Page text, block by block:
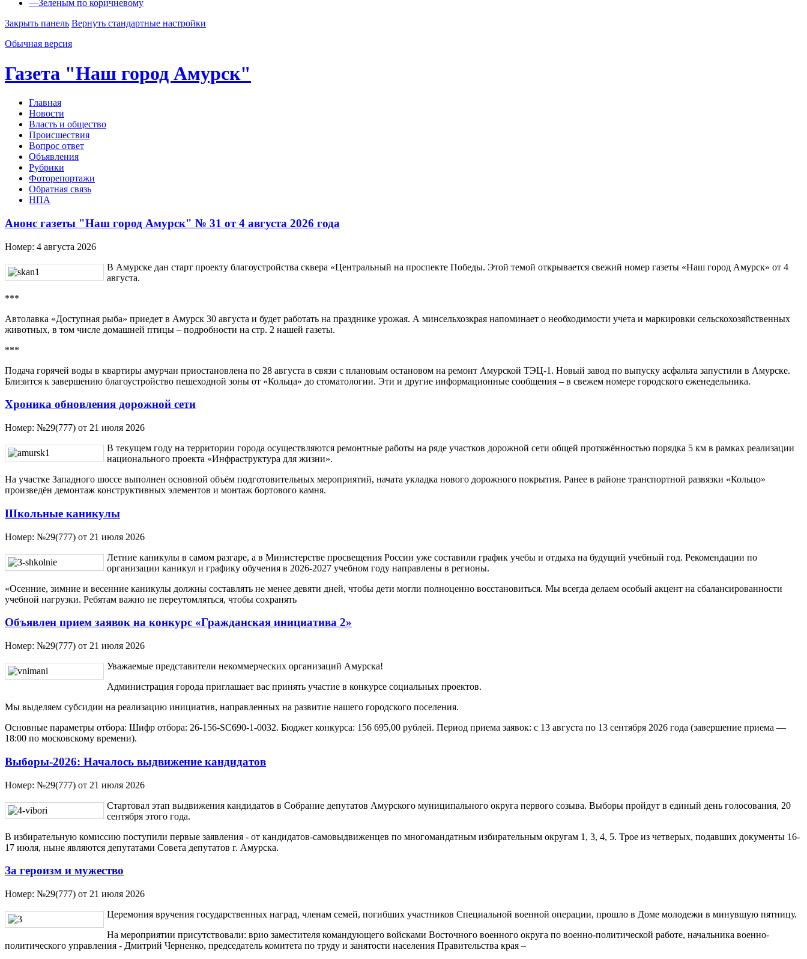
—Зеленым по коричневому
Закрыть панель Вернуть стандартные настройки
Обычная версия
Газета "Наш город Амурск"
Главная
Новости
Власть и общество
Происшествия
Вопрос ответ
Объявления
Рубрики
Фоторепортажи
Обратная связь
НПА
Анонс газеты "Наш город Амурск" № 31 от 4 августа 2026 года
Номер: 4 августа 2026
В Амурске дан старт проекту благоустройства сквера «Центральный на проспекте Победы. Этой темой открывается свежий номер газеты «Наш город Амурск» от 4
августа.
***
Автолавка «Доступная рыба» приедет в Амурск 30 августа и будет работать на празднике урожая. А минсельхозкрая напоминает о необходимости учета и маркировки сельскохозяйственных
животных, в том числе домашней птицы – подробности на стр. 2 нашей газеты.
***
Подача горячей воды в квартиры амурчан приостановлена по 28 августа в связи с плановым остановом на ремонт Амурской ТЭЦ-1. Новый завод по выпуску асфальта запустили в Амурске.
Близится к завершению благоустройство пешеходной зоны от «Кольца» до стоматологии. Эти и другие информационные сообщения – в свежем номере городского еженедельника.
Хроника обновления дорожной сети
Номер: №29(777) от 21 июля 2026
В текущем году на территории города осуществляются ремонтные работы на ряде участков дорожной сети общей протяжённостью порядка 5 км в рамках реализации
национального проекта «Инфраструктура для жизни».
На участке Западного шоссе выполнен основной объём подготовительных мероприятий, начата укладка нового дорожного покрытия. Ранее в районе транспортной развязки «Кольцо»
произведён демонтаж конструктивных элементов и монтаж бортового камня.
Школьные каникулы
Номер: №29(777) от 21 июля 2026
Летние каникулы в самом разгаре, а в Министерстве просвещения России уже составили график учебы и отдыха на будущий учебный год. Рекомендации по
организации каникул и графику обучения в 2026-2027 учебном году направлены в регионы.
«Осенние, зимние и весенние каникулы должны составлять не менее девяти дней, чтобы дети могли полноценно восстановиться. Мы всегда делаем особый акцент на сбалансированности
учебной нагрузки. Ребятам важно не переутомляться, чтобы сохранять
Объявлен прием заявок на конкурс «Гражданская инициатива 2»
Номер: №29(777) от 21 июля 2026
Уважаемые представители некоммерческих организаций Амурска!
Администрация города приглашает вас принять участие в конкурсе социальных проектов.
Мы выделяем субсидии на реализацию инициатив, направленных на развитие нашего городского поселения.
Основные параметры отбора: Шифр отбора: 26-156-SС690-1-0032. Бюджет конкурса: 156 695,00 рублей. Период приема заявок: с 13 августа по 13 сентября 2026 года (завершение приема —
18:00 по московскому времени).
Выборы-2026: Началось выдвижение кандидатов
Номер: №29(777) от 21 июля 2026
Стартовал этап выдвижения кандидатов в Собрание депутатов Амурского муниципального округа первого созыва. Выборы пройдут в единый день голосования, 20
сентября этого года.
В избирательную комиссию поступили первые заявления - от кандидатов-самовыдвиженцев по многомандатным избирательным округам 1, 3, 4, 5. Трое из четверых, подавших документы 16-
17 июля, ныне являются депутатами Совета депутатов г. Амурска.
За героизм и мужество
Номер: №29(777) от 21 июля 2026
Церемония вручения государственных наград, членам семей, погибших участников Специальной военной операции, прошло в Доме молодежи в минувшую пятницу.
На мероприятии присутствовали: врио заместителя командующего войсками Восточного военного округа по военно-политической работе, начальника военно-
политического управления - Дмитрий Черненко, председатель комитета по труду и занятости населения Правительства края –